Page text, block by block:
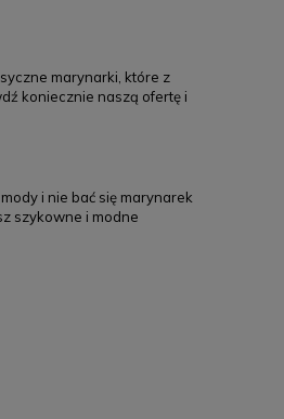
marynarki, które z
koniecznie naszą ofertę i
i nie bać się marynarek
szykowne i modne